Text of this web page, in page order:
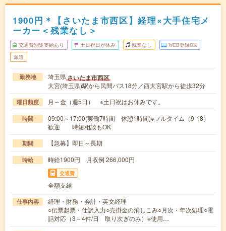
1900円＊【さいたま市西区】経理×大手住宅メ
ーカー＜残業なし＞
交通費別途支給あり 土日祝日が休み 残業なし WEB登録OK
派遣
勤務地 埼玉県さいたま市西区
大宮(埼玉県)駅から民間バス18分／西大宮駅から徒歩32分
曜日頻度 月～金（週5日） ※土日祝はお休みです。
時間
09:00～17:00(実働7時間 休憩1時間)※フルタイム（9-18）
歓迎 時短相談もOK
期間 【急募】即日～長期
時給 時給1900円 月収例 266,000円
交通費
全額支給
仕事内容
経理・財務・会計・英文経理
○伝票起票・仕訳入力○売掛金の消しこみ○月次・年次処理○電
話対応（3～4件/日 取り次ぎのみ）※使用…